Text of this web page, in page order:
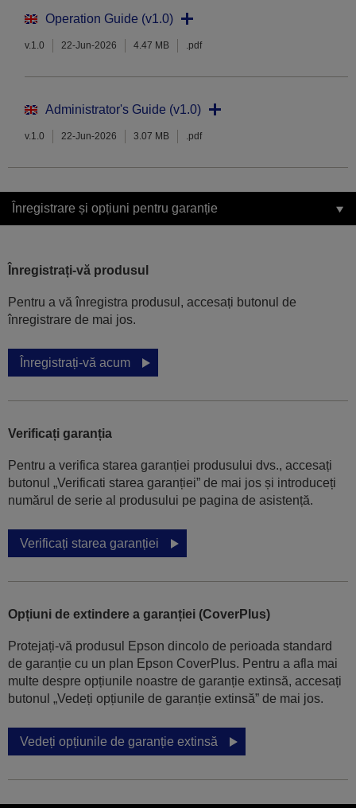
Operation Guide (v1.0)
v.1.0 22-Jun-2026 4.47 MB .pdf
Administrator's Guide (v1.0)
v.1.0 22-Jun-2026 3.07 MB .pdf
Înregistrare și opțiuni pentru garanție
Înregistrați-vă produsul
Pentru a vă înregistra produsul, accesați butonul de
înregistrare de mai jos.
Înregistrați-vă acum
Verificați garanția
Pentru a verifica starea garanției produsului dvs., accesați
butonul „Verificati starea garanției” de mai jos și introduceți
numărul de serie al produsului pe pagina de asistență.
Verificați starea garanției
Opțiuni de extindere a garanției (CoverPlus)
Protejați-vă produsul Epson dincolo de perioada standard
de garanție cu un plan Epson CoverPlus. Pentru a afla mai
multe despre opțiunile noastre de garanție extinsă, accesați
butonul „Vedeți opțiunile de garanție extinsă” de mai jos.
Vedeți opțiunile de garanție extinsă